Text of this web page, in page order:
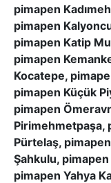
pimapen
pimapen
pimapen Katip
pimapen
Kocatepe,
pimapen Küçük
pimapen
Pirimehmetpaşa,
Pürtelaş,
Şahkulu,
pimapen Yahya